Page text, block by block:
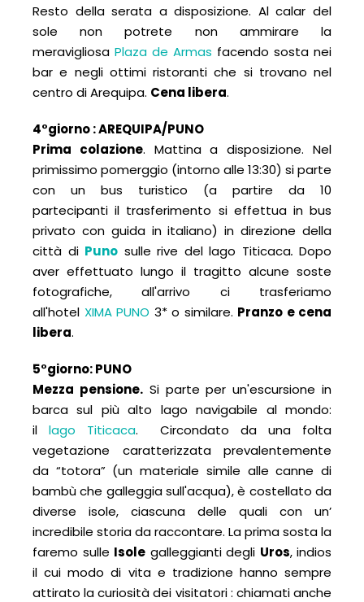
Resto della serata a disposizione. Al calar del
sole non potrete non ammirare la
meravigliosa Plaza de Armas facendo sosta nei
bar e negli ottimi ristoranti che si trovano nel
centro di Arequipa. Cena libera.
4°giorno : AREQUIPA/PUNO
Prima colazione. Mattina a disposizione. Nel
primissimo pomerggio (intorno alle 13:30) si parte
con un bus turistico (a partire da 10
partecipanti il trasferimento si effettua in bus
privato con guida in italiano) in direzione della
città di Puno sulle rive del lago Titicaca. Dopo
aver effettuato lungo il tragitto alcune soste
fotografiche, all'arrivo ci trasferiamo
all'hotel XIMA PUNO 3* o similare. Pranzo e cena
libera.
5°giorno: PUNO
Mezza pensione.Si parte per un'escursione in
barca sul più alto lago navigabile al mondo:
il lago Titicaca. Circondato da una folta
vegetazione caratterizzata prevalentemente
da “totora” (un materiale simile alle canne di
bambù che galleggia sull'acqua), è costellato da
diverse isole, ciascuna delle quali con un’
incredibile storia da raccontare. La prima sosta la
faremo sulle Isole galleggianti degli Uros, indios
il cui modo di vita e tradizione hanno sempre
attirato la curiosità dei visitatori : chiamati anche